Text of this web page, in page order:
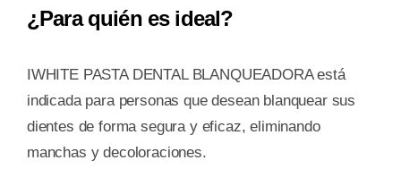
¿Para quién es ideal?
IWHITE PASTA DENTAL BLANQUEADORA está
indicada para personas que desean blanquear sus
dientes de forma segura y eficaz, eliminando
manchas y decoloraciones.